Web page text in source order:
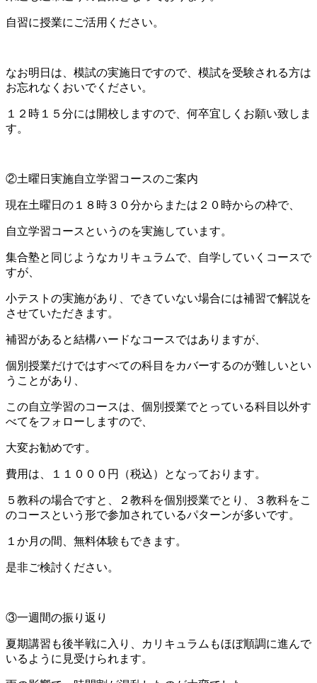
自習に授業にご活用ください。
なお明日は、模試の実施日ですので、模試を受験される方は
お忘れなくおいでください。
１２時１５分には開校しますので、何卒宜しくお願い致しま
す。
②土曜日実施自立学習コースのご案内
現在土曜日の１８時３０分からまたは２０時からの枠で、
自立学習コースというのを実施しています。
集合塾と同じようなカリキュラムで、自学していくコースで
すが、
小テストの実施があり、できていない場合には補習で解説を
させていただきます。
補習があると結構ハードなコースではありますが、
個別授業だけではすべての科目をカバーするのが難しいとい
うことがあり、
この自立学習のコースは、個別授業でとっている科目以外す
べてをフォローしますので、
大変お勧めです。
費用は、１１０００円（税込）となっております。
５教科の場合ですと、２教科を個別授業でとり、３教科をこ
のコースという形で参加されているパターンが多いです。
１か月の間、無料体験もできます。
是非ご検討ください。
③一週間の振り返り
夏期講習も後半戦に入り、カリキュラムもほぼ順調に進んで
いるように見受けられます。